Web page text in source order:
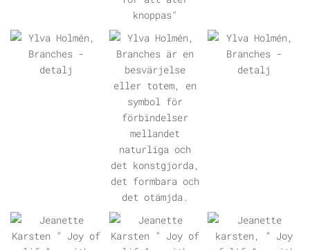
ÖPPNA GALLERI
ÖPPNA GALLERI
ÖPPNA GALLERI